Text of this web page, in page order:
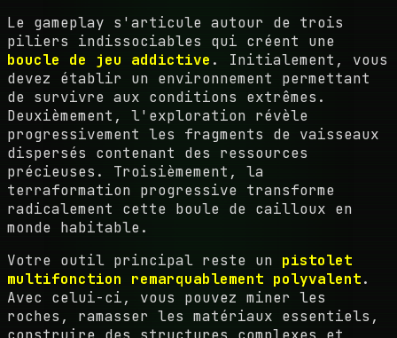
Le gameplay s'articule autour de trois
piliers indissociables qui créent une
boucle de jeu addictive . Initialement, vous
devez établir un environnement permettant
de survivre aux conditions extrêmes.
Deuxièmement, l'exploration révèle
progressivement les fragments de vaisseaux
dispersés contenant des ressources
précieuses. Troisièmement, la
terraformation progressive transforme
radicalement cette boule de cailloux en
monde habitable.
Votre outil principal reste un pistolet
multifonction remarquablement polyvalent.
Avec celui-ci, vous pouvez miner les
roches, ramasser les matériaux essentiels,